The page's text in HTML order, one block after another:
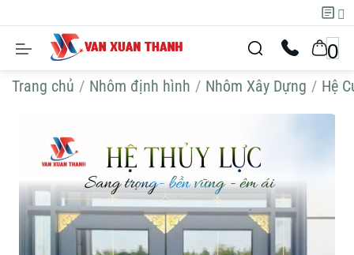
0
Trang chủ / Nhôm định hình / Nhôm Xây Dựng / Hệ